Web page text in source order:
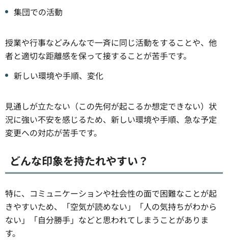
集団での活動
授業や行事などみんなで一斉に同じ活動をすることや、他
者と適切な距離感を保って接することが苦手です。
新しい環境や手順、変化
見通しが立たない（この先何が起こるか想定できない）状
況に強い不安を感じるため、新しい環境や手順、急な予定
変更への対応が苦手です。
どんな印象を持たれやすい？
特に、コミュニケーションや社会性の面で困難なことが起
きやすいため、「空気が読めない」「人の気持ちがわから
ない」「自分勝手」などと思われてしまうことがありま
す。